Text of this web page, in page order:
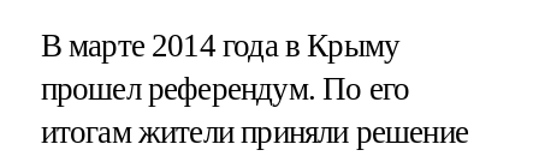
В марте 2014 года в Крыму
прошел референдум. По его
итогам жители приняли решение